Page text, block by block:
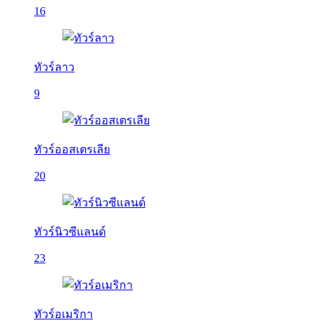
16
ทัวร์ลาว
9
ทัวร์ออสเตรเลีย
20
ทัวร์นิวซีแลนด์
23
ทัวร์อเมริกา